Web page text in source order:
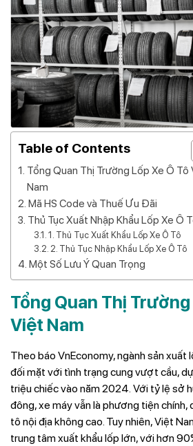
Table of Contents
Tổng Quan Thị Trường Lốp Xe Ô Tô
Nam
Mã HS Code và Thuế Ưu Đãi
Thủ Tục Xuất Nhập Khẩu Lốp Xe Ô
1. Thủ Tục Xuất Khẩu Lốp Xe Ô Tô
2. Thủ Tục Nhập Khẩu Lốp Xe Ô Tô
Một Số Lưu Ý Quan Trọng
Tổng Quan Thị Trường
Việt Nam
Theo báo VnEconomy, ngành sản xuất
đối mặt với tình trạng cung vượt cầu,
triệu chiếc vào năm 2024. Với tỷ lệ sở
đông, xe máy vẫn là phương tiện chính,
tô nội địa không cao. Tuy nhiên, Việt
trung tâm xuất khẩu lốp lớn, với hơn